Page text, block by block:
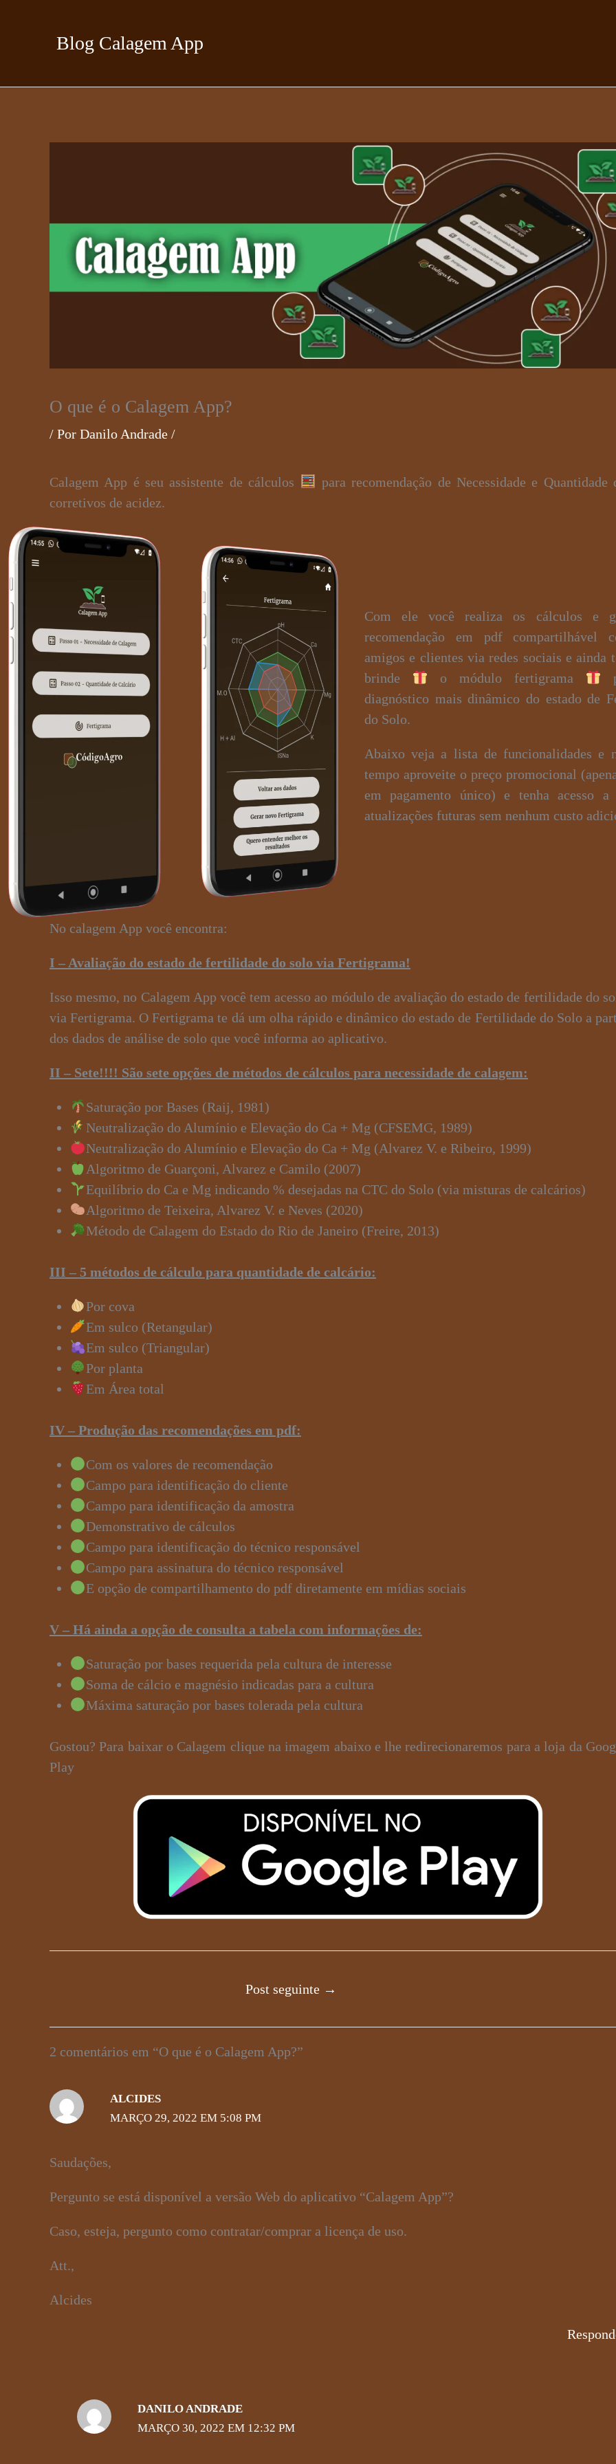
Blog Calagem App
O que é o Calagem App?
/ Por Danilo Andrade /
Calagem App é seu assistente de cálculos
para recomendação de Necessidade e Quantidade
corretivos de acidez.
Com ele você realiza os cálculos e
recomendação em pdf compartilhável
amigos e clientes via redes sociais e ainda
brinde
o módulo fertigrama
diagnóstico mais dinâmico do estado de
do Solo.
Abaixo veja a lista de funcionalidades e
tempo aproveite o preço promocional
em pagamento único) e tenha acesso a
atualizações futuras sem nenhum custo
No calagem App você encontra:
I – Avaliação do estado de fertilidade do solo via Fertigrama!
Isso mesmo, no Calagem App você tem acesso ao módulo de avaliação do estado de fertilidade do
via Fertigrama. O Fertigrama te dá um olha rápido e dinâmico do estado de Fertilidade do Solo a
dos dados de análise de solo que você informa ao aplicativo.
II – Sete!!!! São sete opções de métodos de cálculos para necessidade de calagem:
Saturação por Bases (Raij, 1981)
Neutralização do Alumínio e Elevação do Ca + Mg (CFSEMG, 1989)
Neutralização do Alumínio e Elevação do Ca + Mg (Alvarez V. e Ribeiro, 1999)
Algoritmo de Guarçoni, Alvarez e Camilo (2007)
Equilíbrio do Ca e Mg indicando % desejadas na CTC do Solo (via misturas de calcários)
Algoritmo de Teixeira, Alvarez V. e Neves (2020)
Método de Calagem do Estado do Rio de Janeiro (Freire, 2013)
III – 5 métodos de cálculo para quantidade de calcário:
Por cova
Em sulco (Retangular)
Em sulco (Triangular)
Por planta
Em Área total
IV – Produção das recomendações em pdf:
Com os valores de recomendação
Campo para identificação do cliente
Campo para identificação da amostra
Demonstrativo de cálculos
Campo para identificação do técnico responsável
Campo para assinatura do técnico responsável
E opção de compartilhamento do pdf diretamente em mídias sociais
V – Há ainda a opção de consulta a tabela com informações de:
Saturação por bases requerida pela cultura de interesse
Soma de cálcio e magnésio indicadas para a cultura
Máxima saturação por bases tolerada pela cultura
Gostou? Para baixar o Calagem clique na imagem abaixo e lhe redirecionaremos para a loja da
Play
Post seguinte →
2 comentários em “O que é o Calagem App?”
ALCIDES
MARÇO 29, 2022 EM 5:08 PM
Saudações,
Pergunto se está disponível a versão Web do aplicativo “Calagem App”?
Caso, esteja, pergunto como contratar/comprar a licença de uso.
Att.,
Alcides
DANILO ANDRADE
MARÇO 30, 2022 EM 12:32 PM